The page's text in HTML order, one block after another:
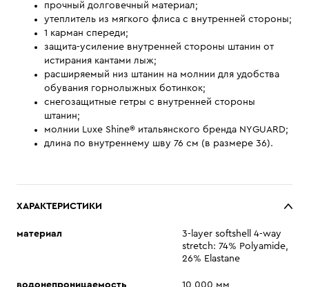
прочный долговечный материал;
утеплитель из мягкого флиса с внутренней стороны;
1 карман спереди;
защита-усиление внутренней стороны штанин от
истирания кантами лыж;
расширяемый низ штанин на молнии для удобства
обувания горнолыжных ботинкок;
снегозащитные гетры с внутренней стороны
штанин;
молнии Luxe Shine® итальянского бренда NYGUARD;
длина по внутреннему шву 76 см (в размере 36).
ХАРАКТЕРИСТИКИ
материал
3-layer softshell 4-way
stretch: 74% Polyamide,
26% Elastane
водонепроницаемость 10 000 мм